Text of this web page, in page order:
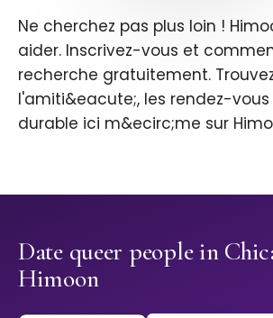
Ne cherchez pas plus loin !
aider. Inscrivez-vous et
recherche gratuitement.
l'amiti&eacute;, les rendez-
durable ici m&ecirc;me sur
Date queer people in
Himoon